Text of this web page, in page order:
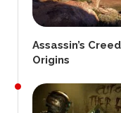
Assassin’s Creed
Origins